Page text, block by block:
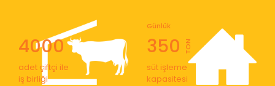
4000
adet çiftçi ile
iş birliği
350
Günlük
TON
süt işleme
kapasitesi